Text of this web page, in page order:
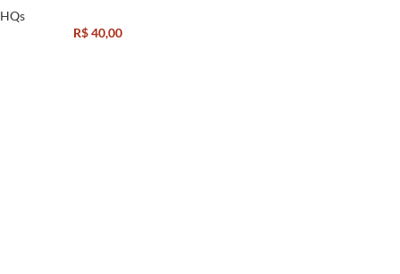
HQs
R$40,00